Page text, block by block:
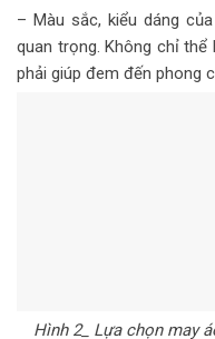
– Màu sắc, kiểu dáng
quan trọng. Không chỉ
phải giúp đem đến phong
Hình 2_ Lựa chọn may